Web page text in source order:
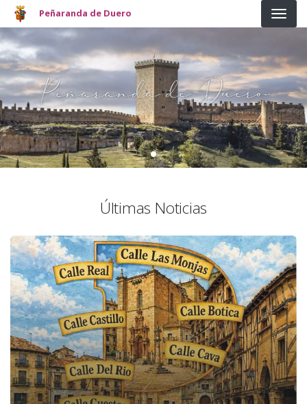
Pasar al contenido principal
Peñaranda de Duero
Últimas Noticias